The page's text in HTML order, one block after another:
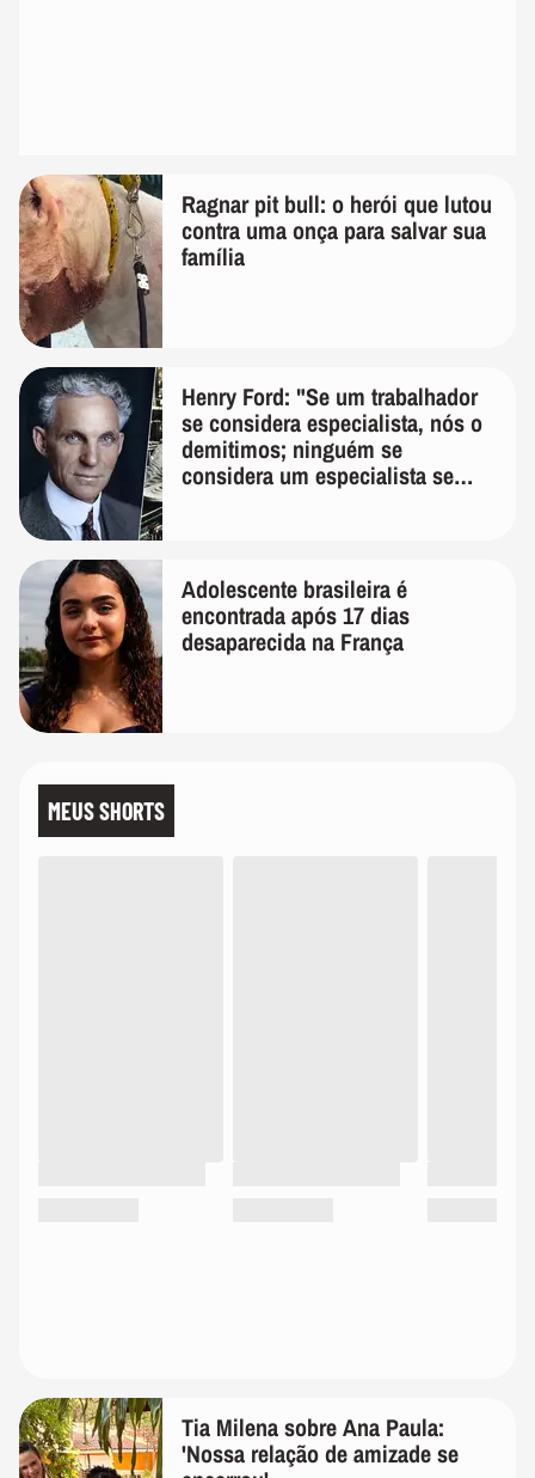
Ragnar pit bull: o herói que lutou
contra uma onça para salvar sua
família
Henry Ford: "Se um trabalhador
se considera especialista, nós o
demitimos; ninguém se
considera um especialista se
Adolescente brasileira é
encontrada após 17 dias
desaparecida na França
MEUS SHORTS
Tia Milena sobre Ana Paula:
'Nossa relação de amizade se